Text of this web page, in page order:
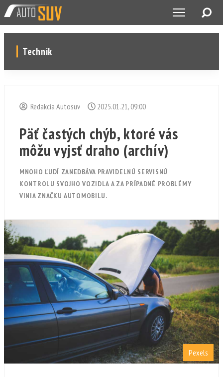
Technik
Redakcia Autosuv 2025.01.21, 09:00
Päť častých chýb, ktoré vás
môžu vyjsť draho (archív)
MNOHO ĽUDÍ ZANEDBÁVA PRAVIDELNÚ SERVISNÚ
KONTROLU SVOJHO VOZIDLA A ZA PRÍPADNÉ PROBLÉMY
VINIA ZNAČKU AUTOMOBILU.
Pexels